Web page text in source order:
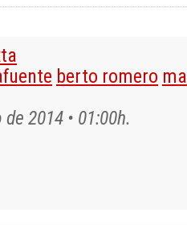
berto romero
2014 • 01:00h.